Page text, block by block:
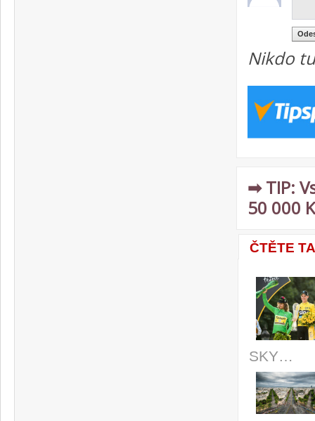
Nikdo
➡ TIP:
50 000
ČTĚTE
SKY…